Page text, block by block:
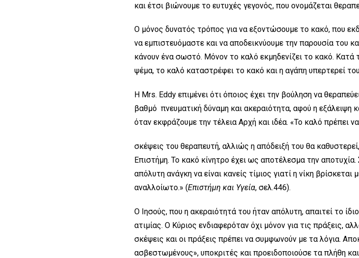
και έτσι βιώνουμε το ευτυχές γεγονός, που ονομάζεται
Ο μόνος δυνατός τρόπος για να εξοντώσουμε το κακό, που
να εμπιστευόμαστε και να αποδεικνύουμε την παρουσία του
κάνουν ένα σωστό. Μόνον το καλό εκμηδενίζει το κακό. Κατά
ψέμα, το καλό καταστρέφει το κακό και η αγάπη υπερτερεί
Η Mrs. Eddy επιμένει ότι όποιος έχει την βούληση να
βαθμό πνευματική δύναμη και ακεραιότητα, αφού η εξάλειψη
όταν εκφράζουμε την τέλεια Αρχή και ιδέα. «Το καλό πρέπει
σκέψεις του θεραπευτή, αλλιώς η απόδειξή του θα
Επιστήμη. Το κακό κίνητρο έχει ως αποτέλεσμα την
απόλυτη ανάγκη να είναι κανείς τίμιος γιατί η νίκη βρίσκεται
αναλλοίωτο.» (Επιστήμη και Υγεία, σελ.446).
Ο Ιησούς, που η ακεραιότητά του ήταν απόλυτη, απαιτεί το
ατιμίας. Ο Κύριος ενδιαφερόταν όχι μόνον για τις πράξεις,
σκέψεις και οι πράξεις πρέπει να συμφωνούν με τα λόγια.
ασβεστωμένους», υποκριτές και προειδοποιούσε τα πλήθη